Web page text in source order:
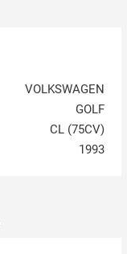
VOLKSWAGEN
GOLF
CL (75CV)
1993